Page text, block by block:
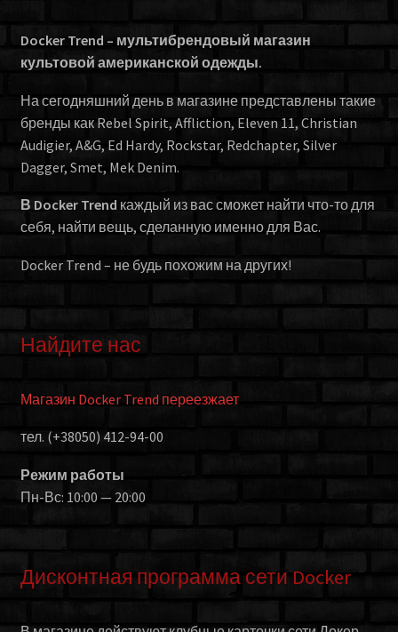
Docker Trend – мультибрендовый магазин
культовой американской одежды.
На сегодняшний день в магазине представлены такие
бренды как Rebel Spirit, Affliction, Eleven 11, Christian
Audigier, A&G, Ed Hardy, Rockstar, Redchapter, Silver
Dagger, Smet, Mek Denim.
В Docker Trend каждый из вас сможет найти что-то для
себя, найти вещь, сделанную именно для Вас.
Docker Trend – не будь похожим на других!
Найдите нас
Магазин Docker Trend переезжает
тел. (+38050) 412-94-00
Режим работы
Пн-Вс: 10:00 — 20:00
Дисконтная программа сети Docker